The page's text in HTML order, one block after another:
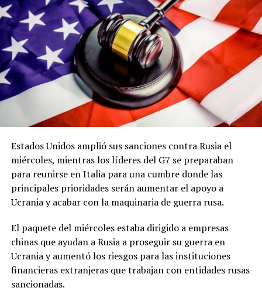
Estados Unidos amplió sus sanciones contra Rusia el
miércoles, mientras los líderes del G7 se preparaban
para reunirse en Italia para una cumbre donde las
principales prioridades serán aumentar el apoyo a
Ucrania y acabar con la maquinaria de guerra rusa.
El paquete del miércoles estaba dirigido a empresas
chinas que ayudan a Rusia a proseguir su guerra en
Ucrania y aumentó los riesgos para las instituciones
financieras extranjeras que trabajan con entidades rusas
sancionadas.